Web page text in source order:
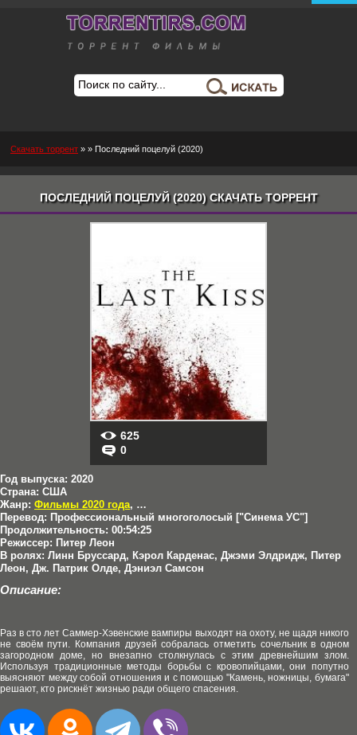
Скачать торрент » » Последний поцелуй (2020)
ПОСЛЕДНИЙ ПОЦЕЛУЙ (2020) СКАЧАТЬ ТОРРЕНТ
625
0
Год выпуска: 2020
Страна: США
Жанр: Фильмы 2020 года, Ужасы
Перевод: Профессиональный многоголосый ["Синема УС"]
Продолжительность: 00:54:25
Режиссер: Питер Леон
В ролях: Линн Бруссард, Кэрол Карденас, Джэми Элдридж, Питер
Леон, Дж. Патрик Олде, Дэниэл Самсон
Описание:
Раз в сто лет Саммер-Хэвенские вампиры выходят на охоту, не щадя никого
не своём пути. Компания друзей собралась отметить сочельник в одном
загородном доме, но внезапно столкнулась с этим древнейшим злом.
Используя традиционные методы борьбы с кровопийцами, они попутно
выясняют между собой отношения и с помощью "Камень, ножницы, бумага"
решают, кто рискнёт жизнью ради общего спасения.